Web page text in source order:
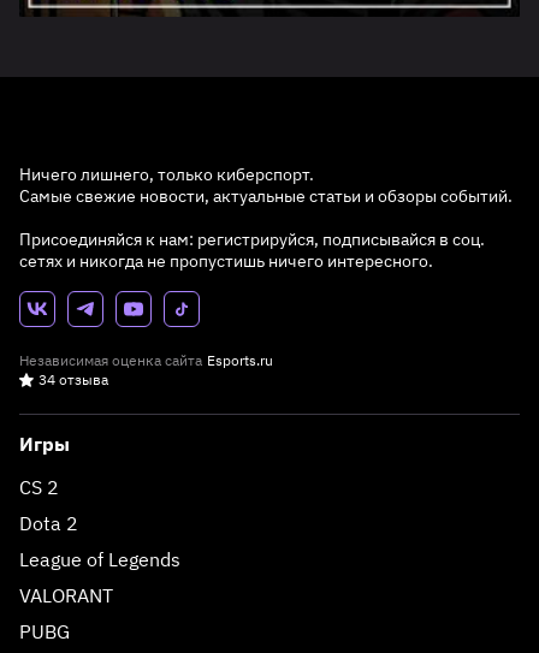
Ничего лишнего, только киберспорт.
Самые свежие новости, актуальные статьи и обзоры событий.
Присоединяйся к нам: регистрируйся, подписывайся в соц.
сетях и никогда не пропустишь ничего интересного.
Независимая оценка сайта Esports.ru
34 отзыва
Игры
CS 2
Dota 2
League of Legends
VALORANT
PUBG